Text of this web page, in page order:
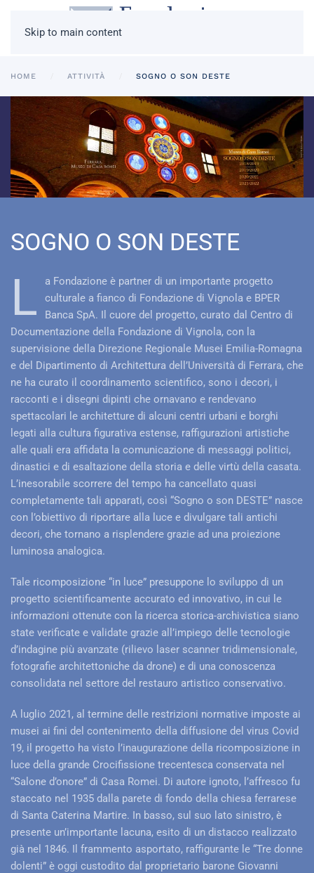
Skip to main content
HOME ATTIVITÀ SOGNO O SON DESTE
SOGNO O SON DESTE
L
a Fondazione è partner di un importante progetto
culturale a fianco di Fondazione di Vignola e BPER
Banca SpA. Il cuore del progetto, curato dal Centro di
Documentazione della Fondazione di Vignola, con la
supervisione della Direzione Regionale Musei Emilia-Romagna
e del Dipartimento di Architettura dell’Università di Ferrara, che
ne ha curato il coordinamento scientifico, sono i decori, i
racconti e i disegni dipinti che ornavano e rendevano
spettacolari le architetture di alcuni centri urbani e borghi
legati alla cultura figurativa estense, raffigurazioni artistiche
alle quali era affidata la comunicazione di messaggi politici,
dinastici e di esaltazione della storia e delle virtù della casata.
L’inesorabile scorrere del tempo ha cancellato quasi
completamente tali apparati, così “Sogno o son DESTE” nasce
con l’obiettivo di riportare alla luce e divulgare tali antichi
decori, che tornano a risplendere grazie ad una proiezione
luminosa analogica.
Tale ricomposizione “in luce” presuppone lo sviluppo di un
progetto scientificamente accurato ed innovativo, in cui le
informazioni ottenute con la ricerca storica-archivistica siano
state verificate e validate grazie all’impiego delle tecnologie
d’indagine più avanzate (rilievo laser scanner tridimensionale,
fotografie architettoniche da drone) e di una conoscenza
consolidata nel settore del restauro artistico conservativo.
A luglio 2021, al termine delle restrizioni normative imposte ai
musei ai fini del contenimento della diffusione del virus Covid
19, il progetto ha visto l’inaugurazione della ricomposizione in
luce della grande Crocifissione trecentesca conservata nel
“Salone d’onore” di Casa Romei. Di autore ignoto, l’affresco fu
staccato nel 1935 dalla parete di fondo della chiesa ferrarese
di Santa Caterina Martire. In basso, sul suo lato sinistro, è
presente un’importante lacuna, esito di un distacco realizzato
già nel 1846. Il frammento asportato, raffigurante le “Tre donne
dolenti” è oggi custodito dal proprietario barone Giovanni